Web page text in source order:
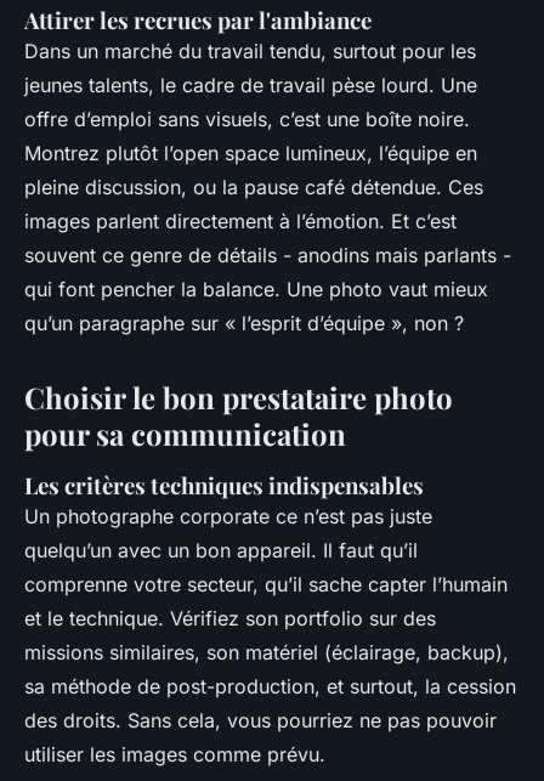
Attirer les recrues par l'ambiance
Dans un marché du travail tendu, surtout pour les
jeunes talents, le cadre de travail pèse lourd. Une
offre d’emploi sans visuels, c’est une boîte noire.
Montrez plutôt l’open space lumineux, l’équipe en
pleine discussion, ou la pause café détendue. Ces
images parlent directement à l’émotion. Et c’est
souvent ce genre de détails - anodins mais parlants -
qui font pencher la balance. Une photo vaut mieux
qu’un paragraphe sur « l’esprit d’équipe », non ?
Choisir le bon prestataire photo
pour sa communication
Les critères techniques indispensables
Un photographe corporate ce n’est pas juste
quelqu’un avec un bon appareil. Il faut qu’il
comprenne votre secteur, qu’il sache capter l’humain
et le technique. Vérifiez son portfolio sur des
missions similaires, son matériel (éclairage, backup),
sa méthode de post-production, et surtout, la cession
des droits. Sans cela, vous pourriez ne pas pouvoir
utiliser les images comme prévu.